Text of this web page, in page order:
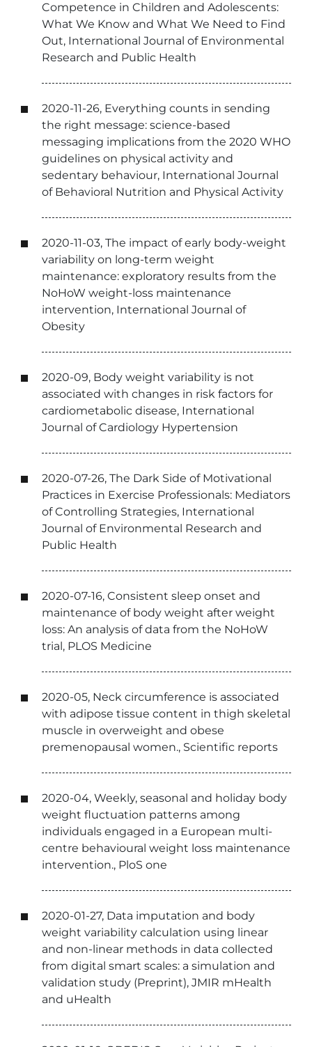
Competence in Children and Adolescents:
What We Know and What We Need to Find
Out, International Journal of Environmental
Research and Public Health
2020-11-26, Everything counts in sending
the right message: science-based
messaging implications from the 2020 WHO
guidelines on physical activity and
sedentary behaviour, International Journal
of Behavioral Nutrition and Physical Activity
2020-11-03, The impact of early body-weight
variability on long-term weight
maintenance: exploratory results from the
NoHoW weight-loss maintenance
intervention, International Journal of
Obesity
2020-09, Body weight variability is not
associated with changes in risk factors for
cardiometabolic disease, International
Journal of Cardiology Hypertension
2020-07-26, The Dark Side of Motivational
Practices in Exercise Professionals: Mediators
of Controlling Strategies, International
Journal of Environmental Research and
Public Health
2020-07-16, Consistent sleep onset and
maintenance of body weight after weight
loss: An analysis of data from the NoHoW
trial, PLOS Medicine
2020-05, Neck circumference is associated
with adipose tissue content in thigh skeletal
muscle in overweight and obese
premenopausal women., Scientific reports
2020-04, Weekly, seasonal and holiday body
weight fluctuation patterns among
individuals engaged in a European multi-
centre behavioural weight loss maintenance
intervention., PloS one
2020-01-27, Data imputation and body
weight variability calculation using linear
and non-linear methods in data collected
from digital smart scales: a simulation and
validation study (Preprint), JMIR mHealth
and uHealth